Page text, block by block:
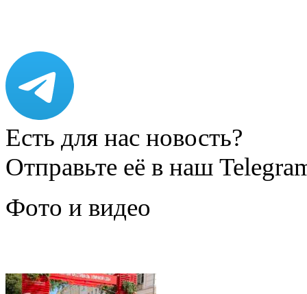
Есть для нас новость?
Отправьте её в наш
Фото и видео